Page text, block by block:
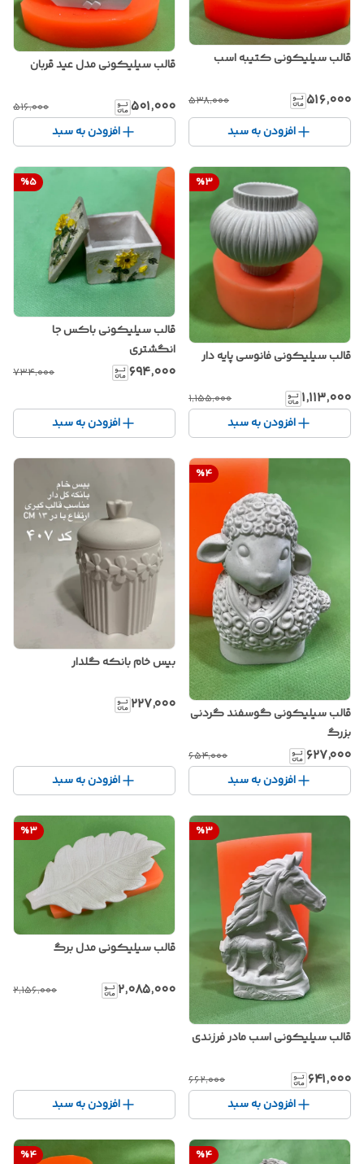
قالب سیلیکونی کتیبه اسب
۵۱۶٬۰۰۰ ۵۳۸٬۰۰۰
افزودن به سبد
قالب سیلیکونی مدل عید قربان
۵۰۱٬۰۰۰ ۵۱۶٬۰۰۰
افزودن به سبد
%3
قالب سیلیکونی فانوسی پایه دار
۱٬۱۱۳٬۰۰۰ ۱٬۱۵۵٬۰۰۰
افزودن به سبد
%5
قالب سیلیکونی باکس جا
انگشتری
۶۹۴٬۰۰۰ ۷۳۴٬۰۰۰
افزودن به سبد
%4
قالب سیلیکونی گوسفند گردنی
بزرگ
۶۲۷٬۰۰۰ ۶۵۴٬۰۰۰
افزودن به سبد
بیس خام بانکه گلدار
۲۲۷٬۰۰۰
افزودن به سبد
%3
قالب سیلیکونی اسب مادر فرزندی
۶۴۱٬۰۰۰ ۶۶۲٬۰۰۰
افزودن به سبد
%3
قالب سیلیکونی مدل برگ
۲٬۰۸۵٬۰۰۰ ۲٬۱۵۶٬۰۰۰
افزودن به سبد
%4
%4